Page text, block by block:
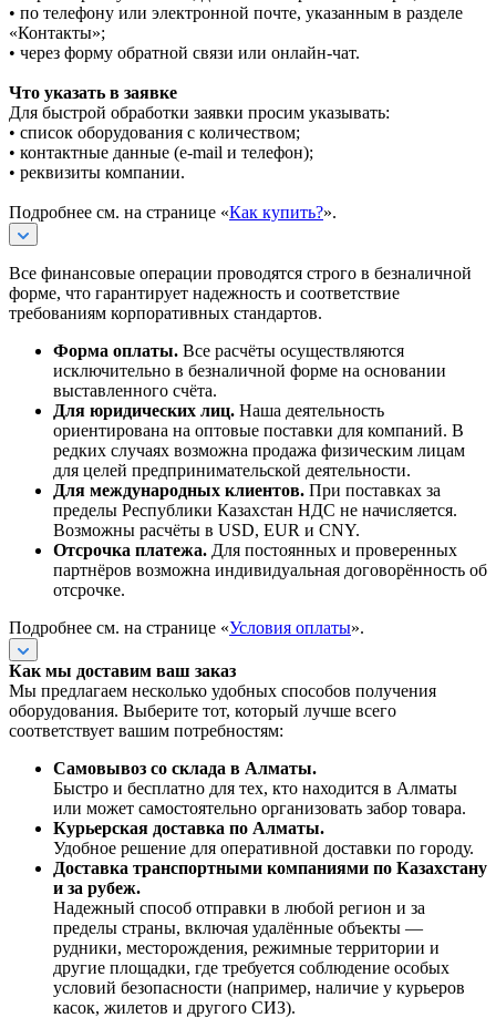
• по телефону или электронной почте, указанным в разделе
«Контакты»;
• через форму обратной связи или онлайн-чат.
Что указать в заявке
Для быстрой обработки заявки просим указывать:
• список оборудования с количеством;
• контактные данные (e-mail и телефон);
• реквизиты компании.
Подробнее см. на странице «Как купить?».
Все финансовые операции проводятся строго в безналичной
форме, что гарантирует надежность и соответствие
требованиям корпоративных стандартов.
Форма оплаты. Все расчёты осуществляются
исключительно в безналичной форме на основании
выставленного счёта.
Для юридических лиц. Наша деятельность
ориентирована на оптовые поставки для компаний. В
редких случаях возможна продажа физическим лицам
для целей предпринимательской деятельности.
Для международных клиентов. При поставках за
пределы Республики Казахстан НДС не начисляется.
Возможны расчёты в USD, EUR и CNY.
Отсрочка платежа. Для постоянных и проверенных
партнёров возможна индивидуальная договорённость об
отсрочке.
Подробнее см. на странице «Условия оплаты».
Как мы доставим ваш заказ
Мы предлагаем несколько удобных способов получения
оборудования. Выберите тот, который лучше всего
соответствует вашим потребностям:
Самовывоз со склада в Алматы.
Быстро и бесплатно для тех, кто находится в Алматы
или может самостоятельно организовать забор товара.
Курьерская доставка по Алматы.
Удобное решение для оперативной доставки по городу.
Доставка транспортными компаниями по Казахстану
и за рубеж.
Надежный способ отправки в любой регион и за
пределы страны, включая удалённые объекты —
рудники, месторождения, режимные территории и
другие площадки, где требуется соблюдение особых
условий безопасности (например, наличие у курьеров
касок, жилетов и другого СИЗ).